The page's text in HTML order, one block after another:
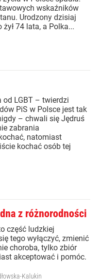
wskaźników
Urodzony dzisiaj
74 lata, a Polka...
od LGBT – twierdzi
PiS w Polsce jest tak
– chwali się Jędruś
zabrania
natomiast
kochać osób tej
z różnorodności
część ludzkiej
tego wyłączyć, zmienić
choroba, tylko zbiór
akceptować i pomóc.
Kalukin